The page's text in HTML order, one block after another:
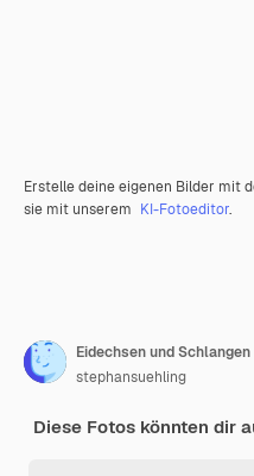
Erstelle deine eigenen Bilder mit
sie mit unserem KI-Fotoeditor.
Eidechsen und Schlangen
stephansuehling
Diese Fotos könnten dir